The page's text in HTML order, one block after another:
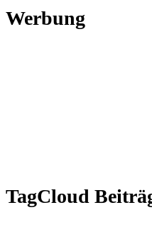
Werbung
TagCloud